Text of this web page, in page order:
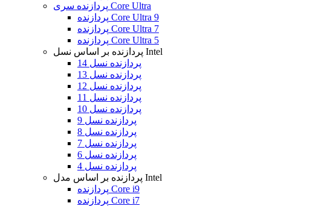
پردازنده سری Core Ultra
پردازنده Core Ultra 9
پردازنده Core Ultra 7
پردازنده Core Ultra 5
پردازنده بر اساس نسل Intel
پردازنده نسل 14
پردازنده نسل 13
پردازنده نسل 12
پردازنده نسل 11
پردازنده نسل 10
پردازنده نسل 9
پردازنده نسل 8
پردازنده نسل 7
پردازنده نسل 6
پردازنده نسل 4
پردازنده بر اساس مدل Intel
پردازنده Core i9
پردازنده Core i7